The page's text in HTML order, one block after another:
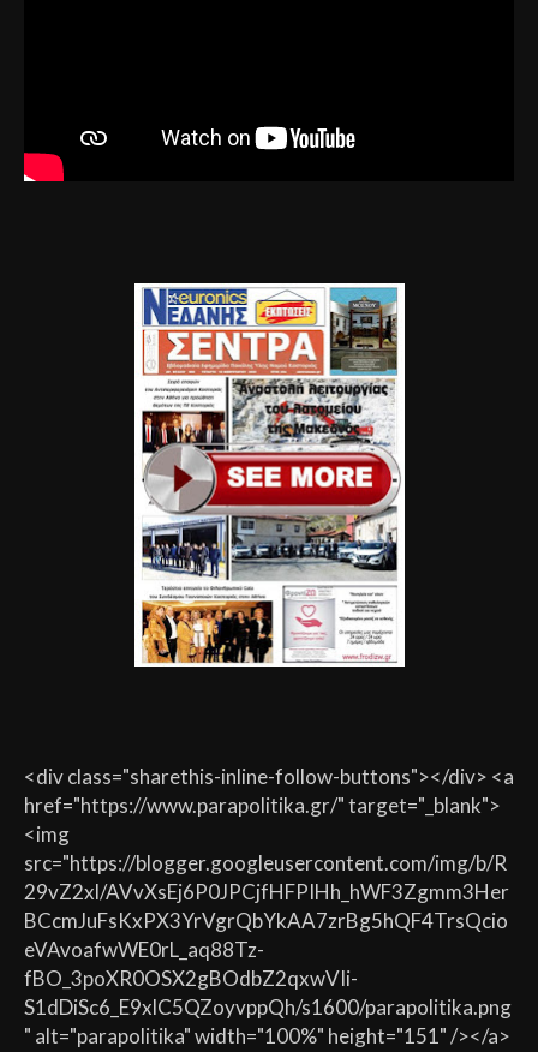
<div class="sharethis-inline-follow-buttons"></div> <a
href="https://www.parapolitika.gr/" target="_blank">
<img
src="https://blogger.googleusercontent.com/img/b/R
29vZ2xl/AVvXsEj6P0JPCjfHFPIHh_hWF3Zgmm3Her
BCcmJuFsKxPX3YrVgrQbYkAA7zrBg5hQF4TrsQcio
eVAvoafwWE0rL_aq88Tz-
fBO_3poXR0OSX2gBOdbZ2qxwVIi-
S1dDiSc6_E9xlC5QZoyvppQh/s1600/parapolitika.png
" alt="parapolitika" width="100%" height="151" /></a>